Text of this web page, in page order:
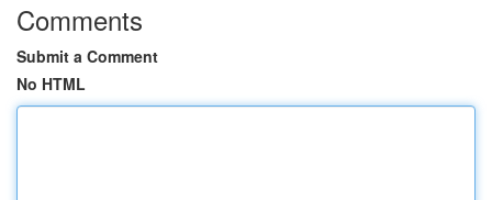
Comments
Submit a Comment
No HTML